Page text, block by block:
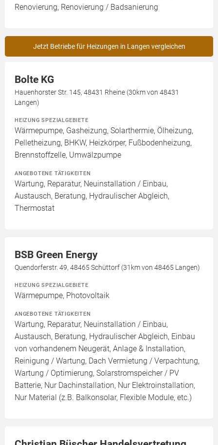
Renovierung, Renovierung / Badsanierung
Jetzt Betriebe für Heizungen in Langen vergleichen
Bolte KG
Hauenhorster Str. 145, 48431 Rheine (30km von 48431
Langen)
HEIZUNG SPEZIALGEBIETE
Wärmepumpe, Gasheizung, Solarthermie, Ölheizung,
Pelletheizung, BHKW, Heizkörper, Fußbodenheizung,
Brennstoffzelle, Umwälzpumpe
ANGEBOTENE TÄTIGKEITEN
Wartung, Reparatur, Neuinstallation / Einbau,
Austausch, Beratung, Hydraulischer Abgleich,
Thermostat
BSB Green Energy
Quendorferstr. 49, 48465 Schüttorf (31km von 48465 Langen)
HEIZUNG SPEZIALGEBIETE
Wärmepumpe, Photovoltaik
ANGEBOTENE TÄTIGKEITEN
Wartung, Reparatur, Neuinstallation / Einbau,
Austausch, Beratung, Hydraulischer Abgleich, Einbau
von vorhandenem Neugerät, Anlage & Installation,
Reinigung / Wartung, Dach Vermietung / Verpachtung,
Wartung / Optimierung, Solarstromspeicher / PV
Batterie, Nur Dachinstallation, Nur Elektroinstallation,
Nur Material (z.B. Balkonsolar, Flexible Module, etc.)